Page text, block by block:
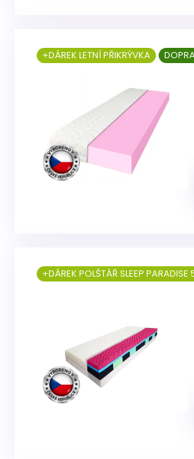
+DÁREK LETNÍ PŘIKRÝVKA
+DÁREK POLŠTÁŘ SLEEP